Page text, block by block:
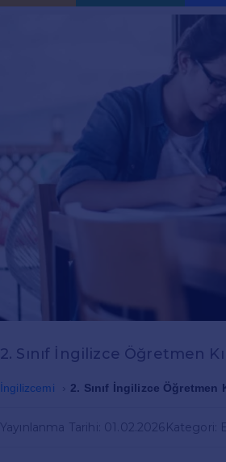
2. Sınıf İngilizce Öğretmen
İngilizcemi 2. Sınıf İngilizce Öğretmen
Yayınlanma Tarihi: 01.02.2026 Kategori: